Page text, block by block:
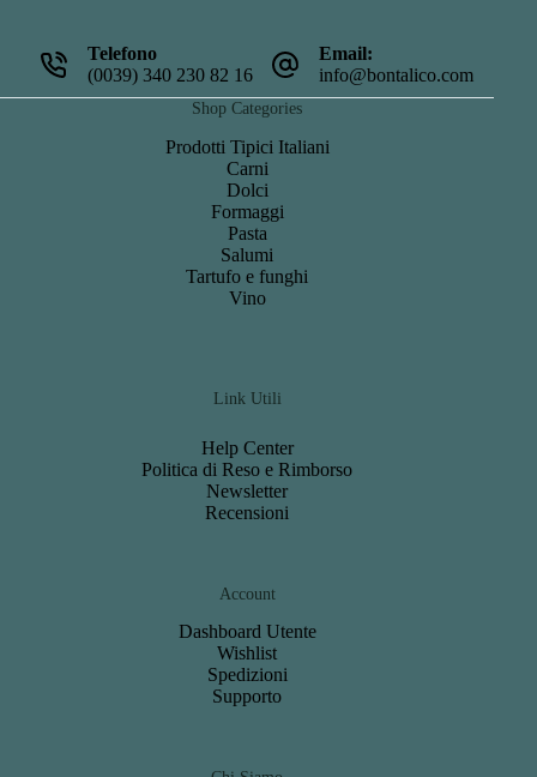
Telefono
(0039) 340 230 82 16
Email:
info@bontalico.com
Shop Categories
Prodotti Tipici Italiani
Carni
Dolci
Formaggi
Pasta
Salumi
Tartufo e funghi
Vino
Link Utili
Help Center
Politica di Reso e Rimborso
Newsletter
Recensioni
Account
Dashboard Utente
Wishlist
Spedizioni
Supporto